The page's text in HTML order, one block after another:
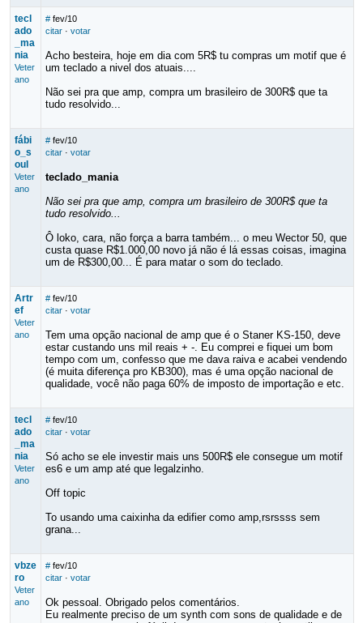
tecl
ado
_ma
nia
Veter
ano
# fev/10
citar· votar
Acho besteira, hoje em dia com 5R$ tu compras um motif que é
um teclado a nivel dos atuais....
Não sei pra que amp, compra um brasileiro de 300R$ que ta
tudo resolvido...
fábi
o_s
oul
Veter
ano
# fev/10
citar· votar
teclado_mania
Não sei pra que amp, compra um brasileiro de 300R$ que ta
tudo resolvido...
Ô loko, cara, não força a barra também... o meu Wector 50, que
custa quase R$1.000,00 novo já não é lá essas coisas, imagina
um de R$300,00... É para matar o som do teclado.
Artr
ef
Veter
ano
# fev/10
citar· votar
Tem uma opção nacional de amp que é o Staner KS-150, deve
estar custando uns mil reais + -. Eu comprei e fiquei um bom
tempo com um, confesso que me dava raiva e acabei vendendo
(é muita diferença pro KB300), mas é uma opção nacional de
qualidade, você não paga 60% de imposto de importação e etc.
tecl
ado
_ma
nia
Veter
ano
# fev/10
citar· votar
Só acho se ele investir mais uns 500R$ ele consegue um motif
es6 e um amp até que legalzinho.
Off topic
To usando uma caixinha da edifier como amp,rsrssss sem
grana...
vbze
ro
Veter
ano
# fev/10
citar· votar
Ok pessoal. Obrigado pelos comentários.
Eu realmente preciso de um synth com sons de qualidade e de